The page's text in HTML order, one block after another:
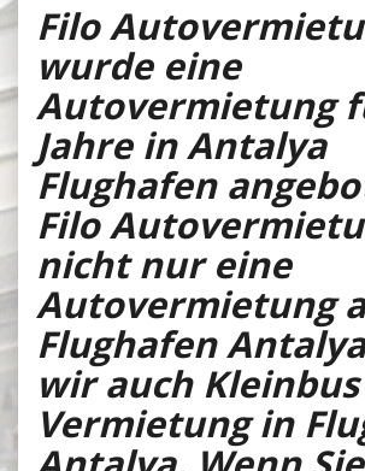
Filo
wurde eine
Autovermietung
Jahre in Antalya
Flughafen
Filo
nicht nur eine
Autovermietung
Flughafen
wir auch Kleinbus
Vermietung in